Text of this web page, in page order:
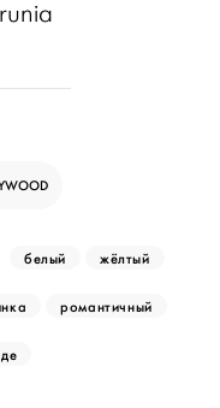
белый жёлтый
романтичный